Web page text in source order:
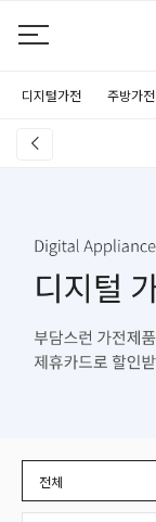
디지털가전 주방가전
전체